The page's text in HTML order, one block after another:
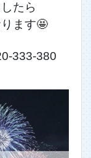
たら
ます🤩
333-380